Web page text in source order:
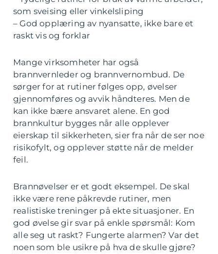
som sveising eller vinkelsliping
– God opplæring av nyansatte, ikke bare et
raskt vis og forklar
Mange virksomheter har også
brannvernleder og brannvernombud. De
sørger for at rutiner følges opp, øvelser
gjennomføres og avvik håndteres. Men de
kan ikke bære ansvaret alene. En god
brannkultur bygges når alle opplever
eierskap til sikkerheten, sier fra når de ser noe
risikofylt, og opplever støtte når de melder
feil.
Brannøvelser er et godt eksempel. De skal
ikke være rene påkrevde rutiner, men
realistiske treninger på ekte situasjoner. En
god øvelse gir svar på enkle spørsmål: Kom
alle seg ut raskt? Fungerte alarmen? Var det
noen som ble usikre på hva de skulle gjøre?